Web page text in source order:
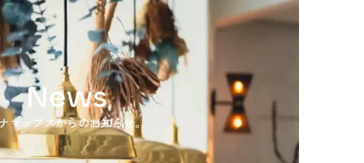
News
マップスからのお知らせ。